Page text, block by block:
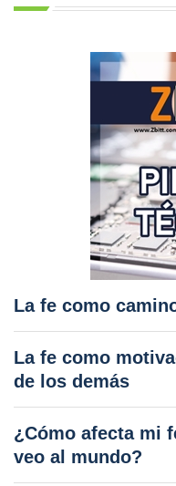
La fe como
La fe como
de los demás
¿Cómo afecta mi
veo al mundo?